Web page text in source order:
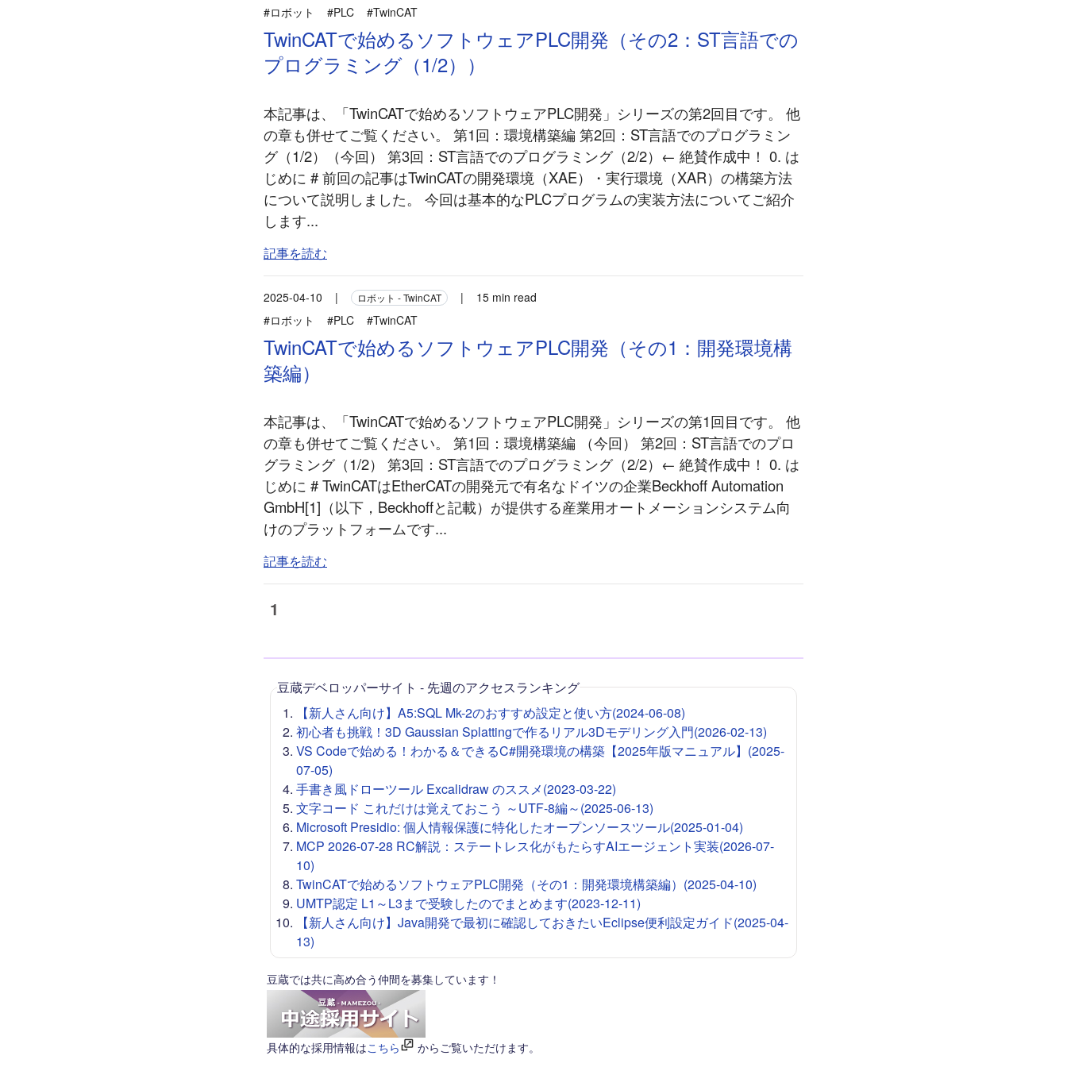
#ロボット #PLC #TwinCAT
TwinCATで始めるソフトウェアPLC開発（その2：ST言語での
プログラミング（1/2））
本記事は、「TwinCATで始めるソフトウェアPLC開発」シリーズの第2回目です。 他
の章も併せてご覧ください。 第1回：環境構築編 第2回：ST言語でのプログラミン
グ（1/2）（今回） 第3回：ST言語でのプログラミング（2/2）← 絶賛作成中！ 0. は
じめに # 前回の記事はTwinCATの開発環境（XAE）・実行環境（XAR）の構築方法
について説明しました。 今回は基本的なPLCプログラムの実装方法についてご紹介
します...
記事を読む
2025-04-10 | ロボット - TwinCAT |
15 min read
#ロボット
#PLC #TwinCAT
TwinCATで始めるソフトウェアPLC開発（その1：開発環境構
築編）
本記事は、「TwinCATで始めるソフトウェアPLC開発」シリーズの第1回目です。 他
の章も併せてご覧ください。 第1回：環境構築編 （今回） 第2回：ST言語でのプロ
グラミング（1/2） 第3回：ST言語でのプログラミング（2/2）← 絶賛作成中！ 0. は
じめに # TwinCATはEtherCATの開発元で有名なドイツの企業Beckhoff Automation
GmbH[1]（以下，Beckhoffと記載）が提供する産業用オートメーションシステム向
けのプラットフォームです...
記事を読む
1
豆蔵デベロッパーサイト - 先週のアクセスランキング
【新人さん向け】A5:SQL Mk-2のおすすめ設定と使い方(2024-06-08)
初心者も挑戦！3D Gaussian Splattingで作るリアル3Dモデリング入門(2026-02-13)
VS Codeで始める！わかる＆できるC#開発環境の構築【2025年版マニュアル】(2025-
07-05)
手書き風ドローツール Excalidraw のススメ(2023-03-22)
文字コード これだけは覚えておこう ～UTF-8編～(2025-06-13)
Microsoft Presidio: 個人情報保護に特化したオープンソースツール(2025-01-04)
MCP 2026-07-28 RC解説：ステートレス化がもたらすAIエージェント実装(2026-07-
10)
TwinCATで始めるソフトウェアPLC開発（その1：開発環境構築編）(2025-04-10)
UMTP認定 L1～L3まで受験したのでまとめます(2023-12-11)
【新人さん向け】Java開発で最初に確認しておきたいEclipse便利設定ガイド(2025-04-
13)
豆蔵では共に高め合う仲間を募集しています！
具体的な採用情報はこちら からご覧いただけます。